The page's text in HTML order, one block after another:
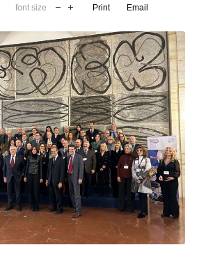
font size Print Email